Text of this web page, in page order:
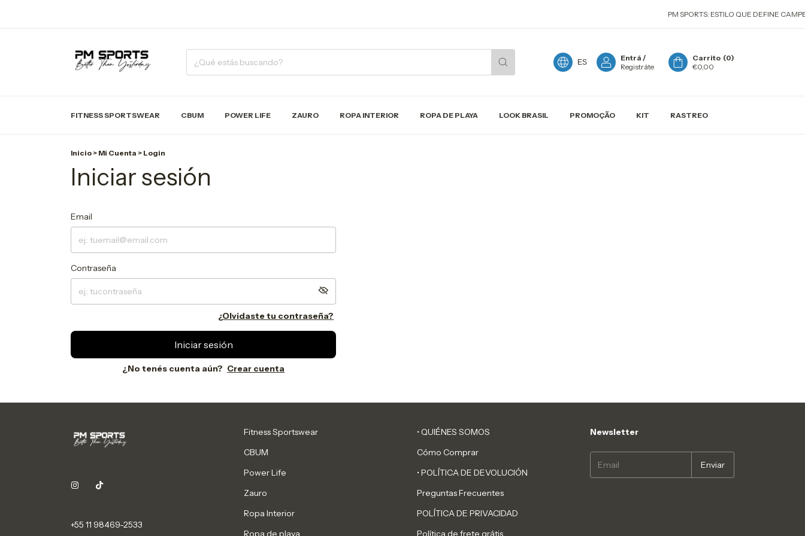
PM SPORTS: ESTILO QUE DEFINE
ES Entrá /
Registráte
Carrito (0)
€0,00
FITNESS SPORTSWEAR CBUM POWER LIFE ZAURO ROPA INTERIOR ROPA DE PLAYA LOOK BRASIL PROMOÇÃO KIT RASTREO
Inicio > Mi Cuenta > Login
Iniciar sesión
Email
Contraseña
¿Olvidaste tu contraseña?
Iniciar sesión
¿No tenés cuenta aún? Crear cuenta
+55 11 98469-2533
Fitness Sportswear
CBUM
Power Life
Zauro
Ropa Interior
Ropa de playa
• QUIÉNES SOMOS
Cómo Comprar
• POLÍTICA DE DEVOLUCIÓN
Preguntas Frecuentes
POLÍTICA DE PRIVACIDAD
Política de frete grátis
Newsletter